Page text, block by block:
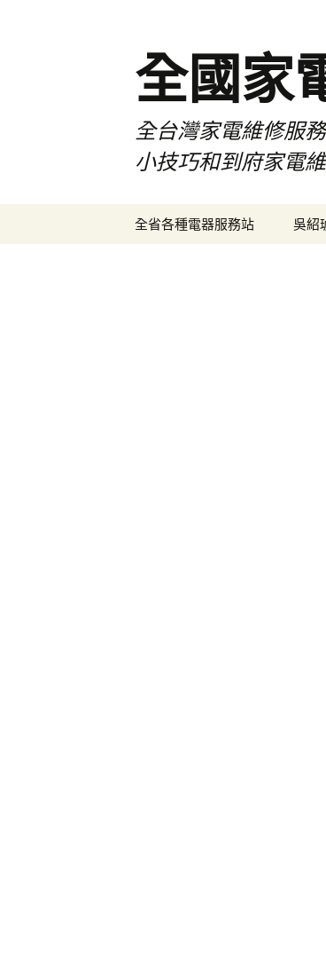
全國家
全台灣家電維修服
小技巧和到府家電
全省各種電器服務站 吳紹